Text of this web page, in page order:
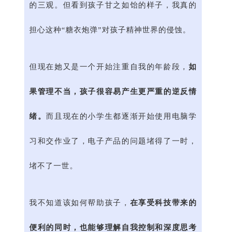
的三观。但看到孩子甘之如饴的样子，我真的
担心这种“糖衣炮弹”对孩子精神世界的侵蚀。
但现在她又是一个开始注重自我的年龄段， 如
果管理不当，孩子很容易产生更严重的逆反情
绪。而且现在的小学生都逐渐开始使用电脑学
习和交作业了，电子产品的问题堵得了一时，
堵不了一世。
我不知道该如何帮助孩子， 在享受科技带来的
便利的同时，也能够理解自我控制和深度思考